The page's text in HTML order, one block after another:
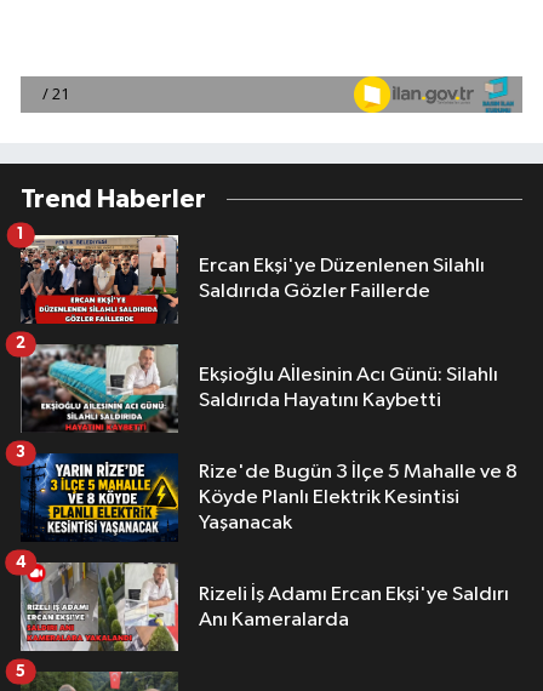
Trend Haberler
Ercan Ekşi'ye Düzenlenen Silahlı
Saldırıda Gözler Faillerde
1
Ekşioğlu Aİlesinin Acı Günü: Silahlı
Saldırıda Hayatını Kaybetti
2
Rize'de Bugün 3 İlçe 5 Mahalle ve 8
Köyde Planlı Elektrik Kesintisi
Yaşanacak
3
Rizeli İş Adamı Ercan Ekşi'ye Saldırı
Anı Kameralarda
4
5